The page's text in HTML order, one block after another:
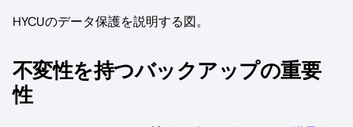
HYCUのデータ保護を説明する図。
不変性を持つバックアップの重要
性